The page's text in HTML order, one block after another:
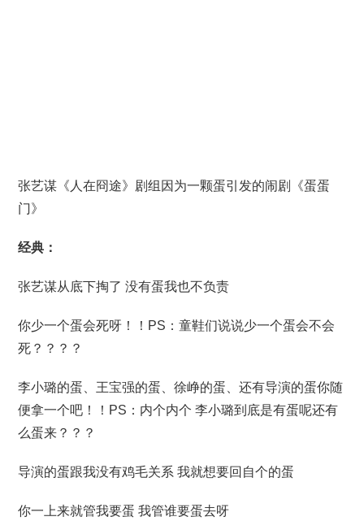
张艺谋《人在冏途》剧组因为一颗蛋引发的闹剧《蛋蛋
门》
经典：
张艺谋从底下掏了 没有蛋我也不负责
你少一个蛋会死呀！！PS：童鞋们说说少一个蛋会不会
死？？？？
李小璐的蛋、王宝强的蛋、徐峥的蛋、还有导演的蛋你随
便拿一个吧！！PS：内个内个 李小璐到底是有蛋呢还有
么蛋来？？？
导演的蛋跟我没有鸡毛关系 我就想要回自个的蛋
你一上来就管我要蛋 我管谁要蛋去呀